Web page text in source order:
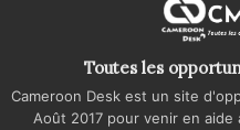
Toutes les
Cameroon Desk est un site
Août 2017 pour venir en